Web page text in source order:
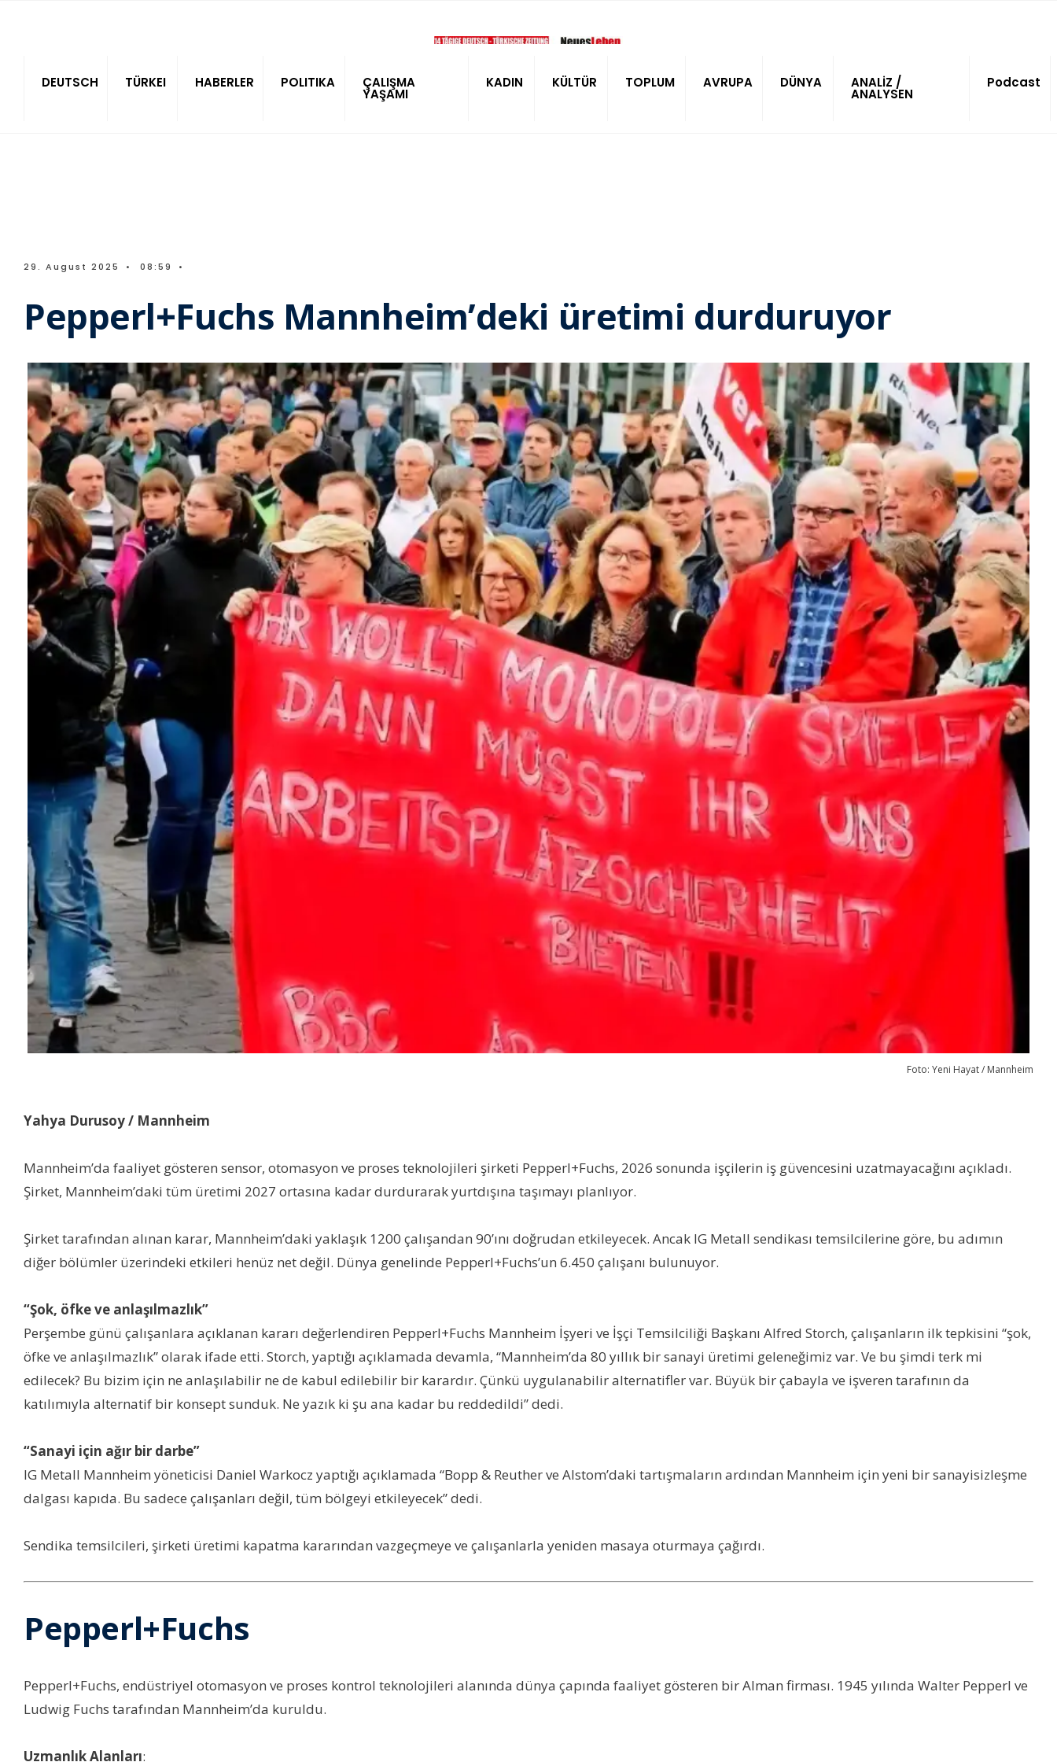
DEUTSCH TÜRKEI HABERLER POLITIKA ÇALIŞMA
YAŞAMI
KADIN KÜLTÜR TOPLUM AVRUPA DÜNYA ANALİZ /
ANALYSEN
Podcast
29. August 2025 • 08:59 •
Pepperl+Fuchs Mannheim’deki üretimi durduruyor
Foto: Yeni Hayat / Mannheim
Yahya Durusoy / Mannheim
Mannheim’da faaliyet gösteren sensor, otomasyon ve proses teknolojileri şirketi Pepperl+Fuchs, 2026 sonunda işçilerin iş güvencesini uzatmayacağını açıkladı.
Şirket, Mannheim’daki tüm üretimi 2027 ortasına kadar durdurarak yurtdışına taşımayı planlıyor.
Şirket tarafından alınan karar, Mannheim’daki yaklaşık 1200 çalışandan 90’ını doğrudan etkileyecek. Ancak IG Metall sendikası temsilcilerine göre, bu adımın
diğer bölümler üzerindeki etkileri henüz net değil. Dünya genelinde Pepperl+Fuchs’un 6.450 çalışanı bulunuyor.
“Şok, öfke ve anlaşılmazlık”
Perşembe günü çalışanlara açıklanan kararı değerlendiren Pepperl+Fuchs Mannheim İşyeri ve İşçi Temsilciliği Başkanı Alfred Storch, çalışanların ilk tepkisini “şok,
öfke ve anlaşılmazlık” olarak ifade etti. Storch, yaptığı açıklamada devamla, “Mannheim’da 80 yıllık bir sanayi üretimi geleneğimiz var. Ve bu şimdi terk mi
edilecek? Bu bizim için ne anlaşılabilir ne de kabul edilebilir bir karardır. Çünkü uygulanabilir alternatifler var. Büyük bir çabayla ve işveren tarafının da
katılımıyla alternatif bir konsept sunduk. Ne yazık ki şu ana kadar bu reddedildi” dedi.
“Sanayi için ağır bir darbe”
IG Metall Mannheim yöneticisi Daniel Warkocz yaptığı açıklamada “Bopp & Reuther ve Alstom’daki tartışmaların ardından Mannheim için yeni bir sanayisizleşme
dalgası kapıda. Bu sadece çalışanları değil, tüm bölgeyi etkileyecek” dedi.
Sendika temsilcileri, şirketi üretimi kapatma kararından vazgeçmeye ve çalışanlarla yeniden masaya oturmaya çağırdı.
Pepperl+Fuchs
Pepperl+Fuchs, endüstriyel otomasyon ve proses kontrol teknolojileri alanında dünya çapında faaliyet gösteren bir Alman firması. 1945 yılında Walter Pepperl ve
Ludwig Fuchs tarafından Mannheim’da kuruldu.
Uzmanlık Alanları: